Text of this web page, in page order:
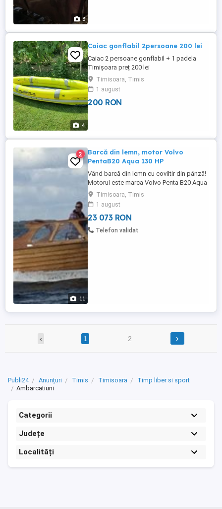
3
4
Caiac gonflabil 2persoane 200 lei
Caiac 2 persoane gonflabil + 1 padela
Timișoara preț 200 lei
Timisoara, Timis
1 august
200 RON
11
2
Barcă din lemn, motor Volvo
PentaB20 Aqua 130 HP
Vând barcă din lemn cu coviltir din pânză!
Motorul este marca Volvo Penta B20 Aqua
(integrat), putere 130 cp! Am cumpărat
barca din Suedia în sept. 2024, pentru a o
recondiționa în uz personal - agrement,
dar din motive de boală sunt nevoit să o
vând! Barca se vinde cu tot cu peridocul
Timisoara, Timis
1 august
23 073 RON
Telefon validat
‹ 1 2 ›
Publi24 Anunțuri Timis Timisoara
Timp liber si sport
Ambarcatiuni
Categorii
Județe
Localități